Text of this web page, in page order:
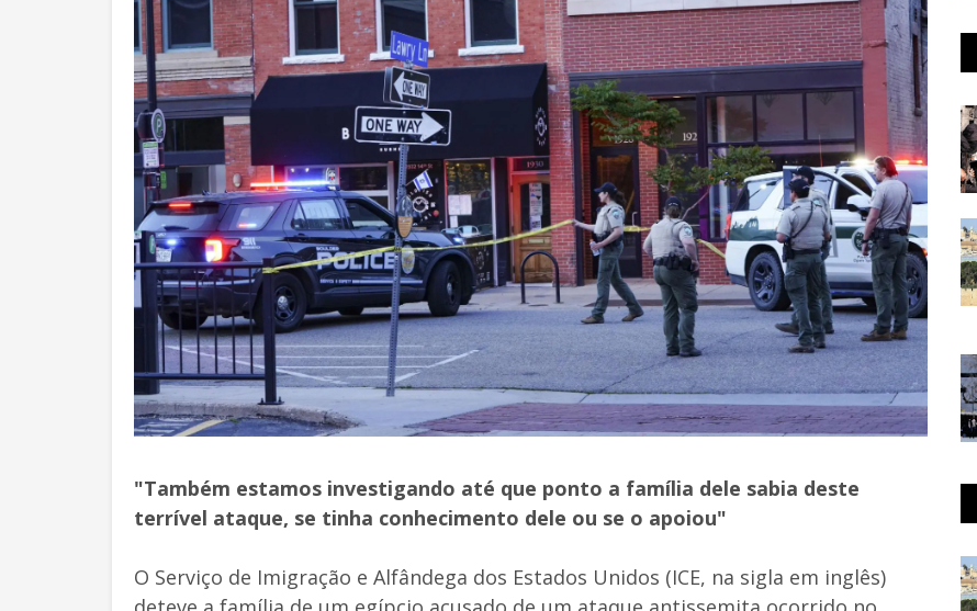
"Também estamos investigando até que ponto a família dele sabia deste
terrível ataque, se tinha conhecimento dele ou se o apoiou"
O Serviço de Imigração e Alfândega dos Estados Unidos (ICE, na sigla em inglês)